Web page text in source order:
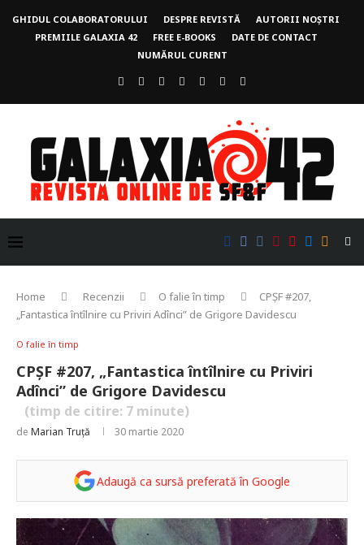
GHIDUL COLABORATORULUI DESPRE REVISTĂ
AUTORII NOȘTRI
PREMIILE GALAXIA 42
FREE E-BOOKS
DATE DE CONTACT
NUMĂRUL CURENT
Home Recenzii O falie în timp
CPȘF #207,
„Fantastica întîlnire cu Priviri Adînci” de Grigore Davidescu
O falie în timp
CPȘF #207, „Fantastica întîlnire cu Priviri
Adînci” de Grigore Davidescu
(timp de citire: 7 minute)
de Marian Truță 30 martie 2020
Adaugă ca sursă preferată în Google